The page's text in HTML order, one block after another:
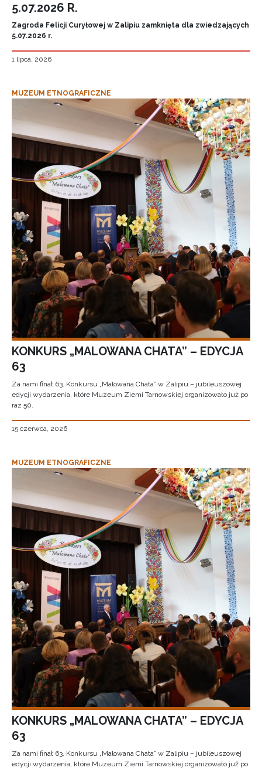
5.07.2026 R.
Zagroda Felicji Curyłowej w Zalipiu zamknięta dla zwiedzających
5.07.2026 r.
1 lipca, 2026
MUZEUM ETNOGRAFICZNE
KONKURS „MALOWANA CHATA” – EDYCJA
63
Za nami finał 63. Konkursu „Malowana Chata” w Zalipiu – jubileuszowej
edycji wydarzenia, które Muzeum Ziemi Tarnowskiej organizowało już po
raz 50.
15 czerwca, 2026
MUZEUM ETNOGRAFICZNE
KONKURS „MALOWANA CHATA” – EDYCJA
63
Za nami finał 63. Konkursu „Malowana Chata” w Zalipiu – jubileuszowej
edycji wydarzenia, które Muzeum Ziemi Tarnowskiej organizowało już po